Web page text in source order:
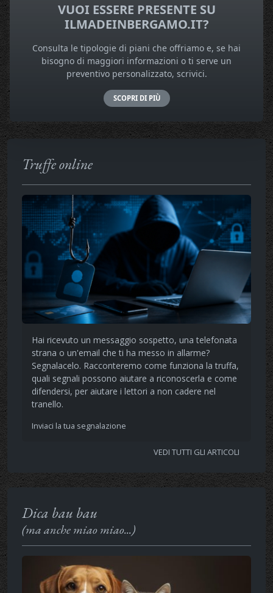
VUOI ESSERE PRESENTE SU
ILMADEINBERGAMO.IT?
Consulta le tipologie di piani che offriamo e, se hai
bisogno di maggiori informazioni o ti serve un
preventivo personalizzato, scrivici.
SCOPRI DI PIÙ
Truffe online
Hai ricevuto un messaggio sospetto, una telefonata
strana o un'email che ti ha messo in allarme?
Segnalacelo. Racconteremo come funziona la truffa,
quali segnali possono aiutare a riconoscerla e come
difendersi, per aiutare i lettori a non cadere nel
tranello.
Inviaci la tua segnalazione
VEDI TUTTI GLI ARTICOLI
Dica bau bau
(ma anche miao miao...)